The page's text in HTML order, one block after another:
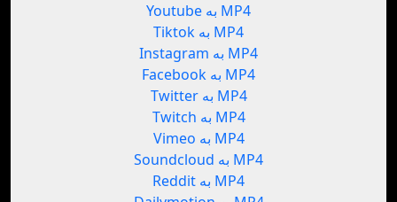
Youtube به MP4
Tiktok به MP4
Instagram به MP4
Facebook به MP4
Twitter به MP4
Twitch به MP4
Vimeo به MP4
Soundcloud به MP4
Reddit به MP4